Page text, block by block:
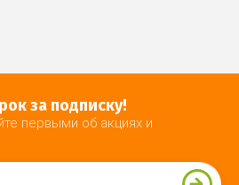
за подписку!
первыми об акциях и